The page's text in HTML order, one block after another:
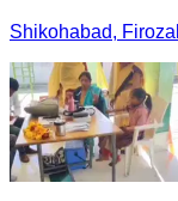
Shikohabad,